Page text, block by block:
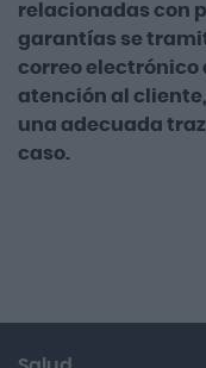
relacionadas con
garantías se
correo electrónico
atención al
una adecuada
caso.